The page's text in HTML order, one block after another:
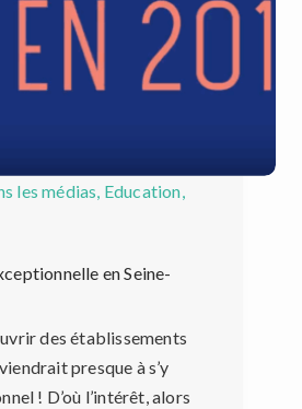
les médias Education
en Seine-
des établissements
presque à s’y
! D’où l’intérêt, alors